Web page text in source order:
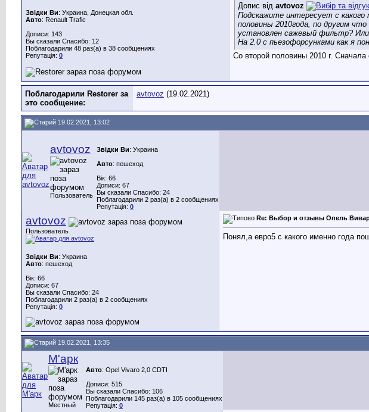
Звідки Ви: Украина, Донецкая обл.
Авто: Renault Trafic
Дописи: 143
Вы сказали Спасибо: 12
Поблагодарили 48 раз(а) в 38 сообщениях
Репутація: 0
Допис від avtovoz
Подскажите интересует с
половины 2010года, по другим
установлен сажевый фильтр? Или
На 2.0 с пьезофорсунками как я
Со второй половины 2010 г.
Поблагодарили Restorer за
это сообщение:
avtovoz (19.02.2021)
19.02.2021, 13:02
avtovoz
Пользователь
Звідки Ви: Украина
Авто: пешеход
Вік: 66
Дописи: 67
Вы сказали Спасибо: 24
Поблагодарили 2 раз(а) в 2 сообщениях
Репутація: 0
avtovoz
Пользователь
Звідки Ви: Украина
Авто: пешеход
Вік: 66
Дописи: 67
Вы сказали Спасибо: 24
Поблагодарили 2 раз(а) в 2 сообщениях
Репутація: 0
Re: Выбор и отзывы Опель
Понял,а евро5 с какого именно года
19.02.2021, 13:35
М'арк
Местный
Авто: Opel Vivaro 2,0 CDTI
Дописи: 515
Вы сказали Спасибо: 106
Поблагодарили 145 раз(а) в 105 сообщениях
Репутація: 0